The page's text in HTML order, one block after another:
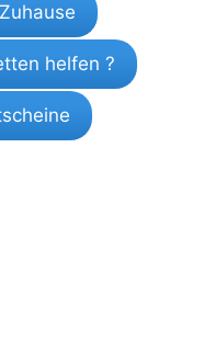
helfen ?